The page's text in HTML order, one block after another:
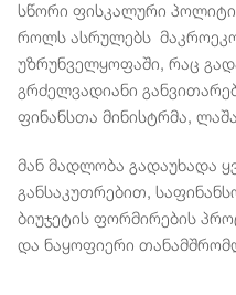
სწორი ფისკალური
როლს ასრულებს
უზრუნველყოფაში, რაც
გრძელვადიანი
ფინანსთა მინისტრმა,
მან მადლობა გადაუხადა
განსაკუთრებით,
ბიუჯეტის ფორმირების
და ნაყოფიერი